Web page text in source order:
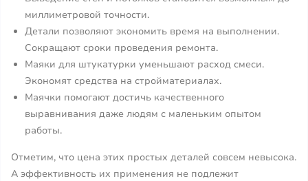
миллиметровой точности.
Детали позволяют экономить время на выполнении.
Сокращают сроки проведения ремонта.
Маяки для штукатурки уменьшают расход смеси.
Экономят средства на стройматериалах.
Маячки помогают достичь качественного
выравнивания даже людям с маленьким опытом
работы.
Отметим, что цена этих простых деталей совсем невысока.
А эффективность их применения не подлежит